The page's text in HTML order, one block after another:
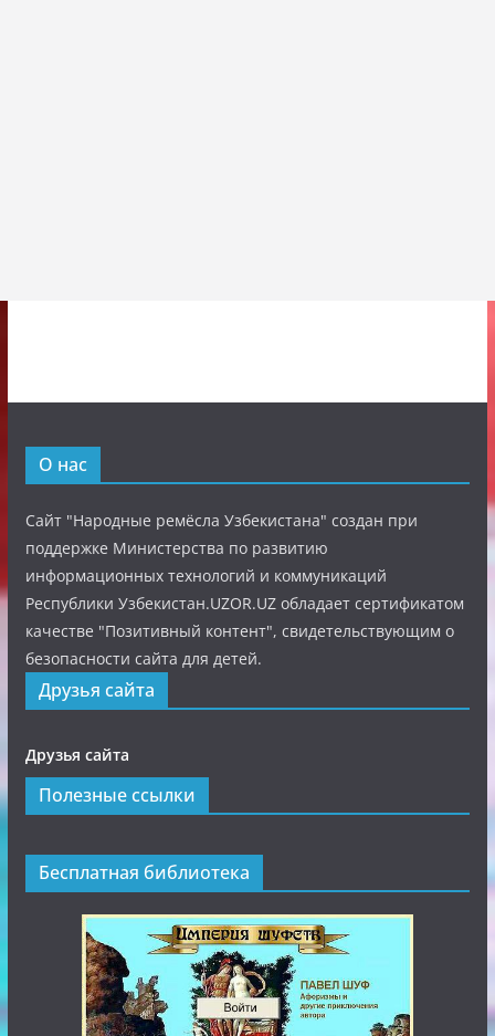
О нас
Сайт "Народные ремёсла Узбекистана" создан при
поддержке Министерства по развитию
информационных технологий и коммуникаций
Республики Узбекистан.UZOR.UZ обладает сертификатом
качестве "Позитивный контент", свидетельствующим о
безопасности сайта для детей.
Друзья сайта
Друзья сайта
Полезные ссылки
Бесплатная библиотека